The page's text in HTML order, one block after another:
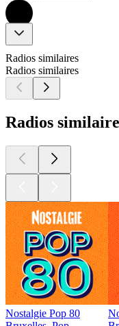
Radios similaires
Radios similaires
Radios
Nostalgie Pop 80